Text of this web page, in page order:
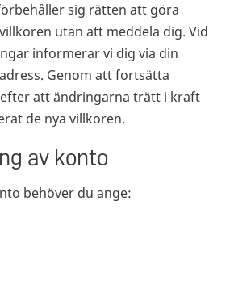
sig rätten att göra
utan att meddela dig. Vid
informerar vi dig via din
Genom att fortsätta
att ändringarna trätt i kraft
de nya villkoren.
av konto
behöver du ange: